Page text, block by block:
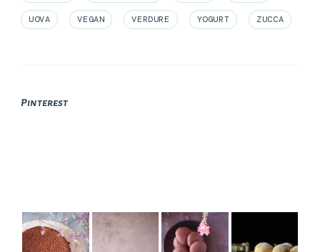
UOVA VEGAN VERDURE YOGURT ZUCCA
Pinterest